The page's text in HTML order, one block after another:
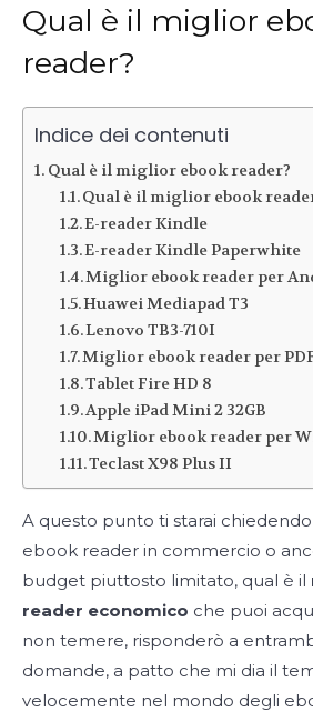
Qual è il miglior
reader?
Indice dei contenuti
Qual è il miglior ebook reader?
Qual è il miglior ebook
E-reader Kindle
E-reader Kindle Paperwhite
Miglior ebook reader per
Huawei Mediapad T3
Lenovo TB3-710I
Miglior ebook reader per
Tablet Fire HD 8
Apple iPad Mini 2 32GB
Miglior ebook reader per
Teclast X98 Plus II
A questo punto ti starai
ebook reader in commercio o
budget piuttosto limitato, qual è il
reader economico che puoi
non temere, risponderò a
domande, a patto che mi dia il
velocemente nel mondo degli